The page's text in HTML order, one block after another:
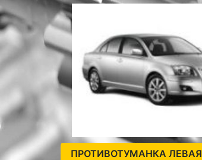
ПРОТИВОТУМАНКА ЛЕВАЯ